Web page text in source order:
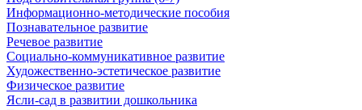
Информационно-методические пособия
Познавательное развитие
Речевое развитие
Социально-коммуникативное развитие
Художественно-эстетическое развитие
Физическое развитие
Ясли-сад в развитии дошкольника